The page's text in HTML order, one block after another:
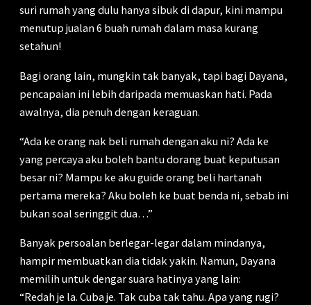
suri rumah yang dulu hanya sibuk di dapur, kini mampu
menutup jualan 6 buah rumah dalam masa kurang
setahun!
Bagi orang lain, mungkin tak banyak, tapi bagi Dayana,
pencapaian ini lebih daripada memuaskan hati. Pada
awalnya, dia penuh dengan keraguan.
“Ada ke orang nak beli rumah dengan aku ni? Ada ke
yang percaya aku boleh bantu dorang buat keputusan
besar ni? Mampu ke aku guide orang beli hartanah
pertama mereka? Aku boleh ke buat benda ni, sebab ini
bukan soal seringgit dua…”
Banyak persoalan berlegar-legar dalam mindanya,
hampir membuatkan dia tidak yakin. Namun, Dayana
memilih untuk dengar suara hatinya yang lain:
“Redah je la. Cuba je. Tak cuba tak tahu. Apa yang rugi?